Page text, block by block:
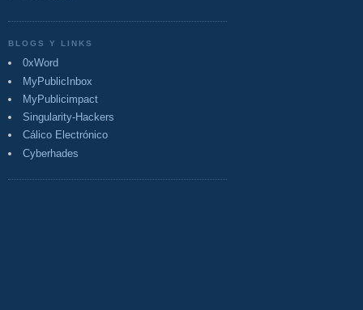
BLOGS Y LINKS
0xWord
MyPublicInbox
MyPublicimpact
Singularity-Hackers
Cálico Electrónico
Cyberhades